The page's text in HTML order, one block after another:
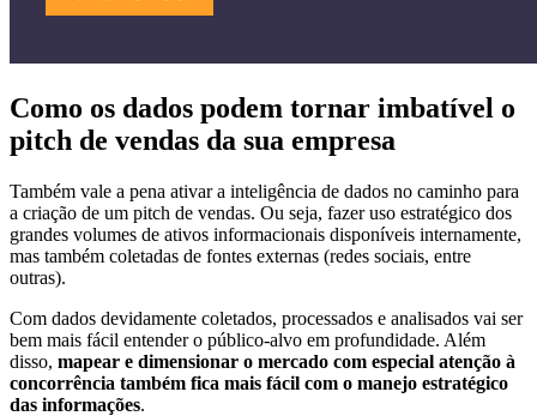
Como os dados podem tornar imbatível o
pitch de vendas da sua empresa
Também vale a pena ativar a inteligência de dados no caminho para
a criação de um pitch de vendas. Ou seja, fazer uso estratégico dos
grandes volumes de ativos informacionais disponíveis internamente,
mas também coletadas de fontes externas (redes sociais, entre
outras).
Com dados devidamente coletados, processados e analisados vai ser
bem mais fácil entender o público-alvo em profundidade. Além
disso, mapear e dimensionar o mercado com especial atenção à
concorrência também fica mais fácil com o manejo estratégico
das informações.